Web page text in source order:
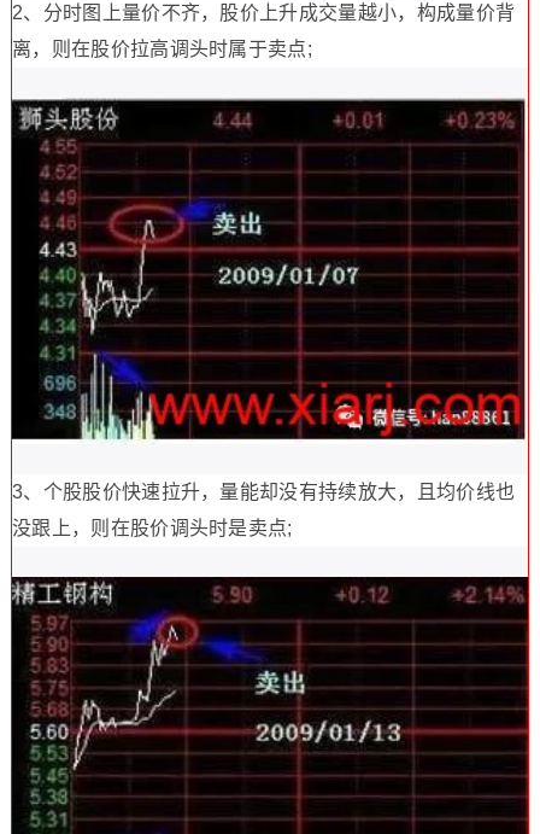
2、分时图上量价不齐，股价上升成交量越小，构成量价背
离，则在股价拉高调头时属于卖点;
3、个股股价快速拉升，量能却没有持续放大，且均价线也
没跟上，则在股价调头时是卖点;